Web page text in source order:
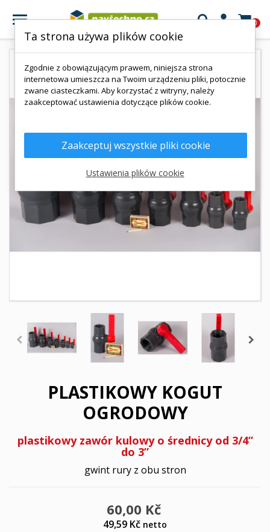
 0
PLASTIKOWY KOGUT
OGRODOWY
plastikowy zawór kulowy o średnicy od 3/4”
do 3”
gwint rury z obu stron
60,00 Kč
49,59 Kč netto
Ta strona używa plików cookie
Zgodnie z obowiązującym prawem, niniejsza strona
internetowa umieszcza na Twoim urządzeniu pliki, potocznie
zwane ciasteczkami. Aby korzystać z witryny, należy
zaakceptować ustawienia dotyczące plików cookie.
Zaakceptuj wszystkie pliki cookie
Ustawienia plików cookie